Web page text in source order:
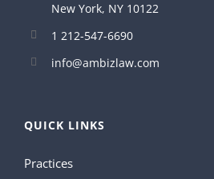
New York, NY 10122
1 212-547-6690
info@ambizlaw.com
QUICK LINKS
Practices